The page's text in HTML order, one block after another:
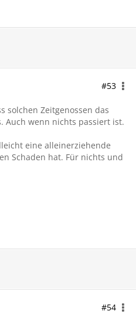
#53
solchen Zeitgenossen das
Auch wenn nichts passiert ist.
eine alleinerziehende
Schaden hat. Für nichts und
#54